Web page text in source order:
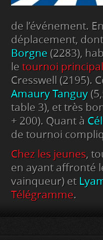
de l’événement.
déplacement,
Borgne (2283),
le tournoi principal
Cresswell (2195).
Amaury Tanguy
table 3), et très
+ 200). Quant à
de tournoi
Chez les jeunes,
en ayant affronté
vainqueur) et
Télégramme.